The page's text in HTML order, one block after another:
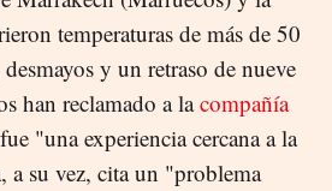
temperaturas de más de 50
y un retraso de nueve
han reclamado a lacompañía
"una experiencia cercana a la
a su vez, cita un "problema